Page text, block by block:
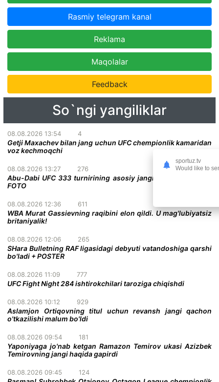
Rasmiy telegram kanal
Reklama
Maqolalar
Feedback
So`ngi yangiliklar
08.08.2026 13:54 4
Getji Maxachev bilan jang uchun UFC chempionlik kamaridan
voz kechmoqchi
08.08.2026 13:27 276
Abu-Dabi UFC 333 turnirining asosiy jangi deyarli malum +
FOTO
08.08.2026 12:36 611
WBA Murat Gassievning raqibini elon qildi. U mag'lubiyatsiz
britaniyalik!
08.08.2026 12:06 265
SHara Bulletning RAF ligasidagi debyuti vatandoshiga qarshi
bo'ladi + POSTER
08.08.2026 11:09 777
UFC Fight Night 284 ishtirokchilari taroziga chiqishdi
08.08.2026 10:12 929
Aslamjon Ortiqovning titul uchun revansh jangi qachon
o'tkazilishi malum bo'ldi
08.08.2026 09:54 181
Yaponiyaga jo'nab ketgan Ramazon Temirov ukasi Azizbek
Temirovning jangi haqida gapirdi
08.08.2026 09:45 124
sportuz.tv
Would like to